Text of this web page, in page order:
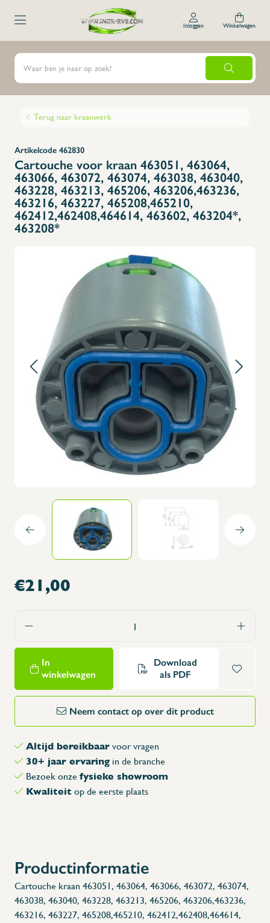
Inloggen Winkelwagen
Terug naar kraanwerk
Artikelcode 462830
Cartouche voor kraan 463051, 463064,
463066, 463072, 463074, 463038, 463040,
463228, 463213, 465206, 463206,463236,
463216, 463227, 465208,465210,
462412,462408,464614, 463602, 463204*,
463208*
€21,00
In
winkelwagen
Download
als PDF
Neem contact op over dit product
Altijd bereikbaar voor vragen
30+ jaar ervaring in de branche
Bezoek onze fysieke showroom
Kwaliteit op de eerste plaats
Productinformatie
Cartouche kraan 463051, 463064, 463066, 463072, 463074,
463038, 463040, 463228, 463213, 465206, 463206,463236,
463216, 463227, 465208,465210, 462412,462408,464614,